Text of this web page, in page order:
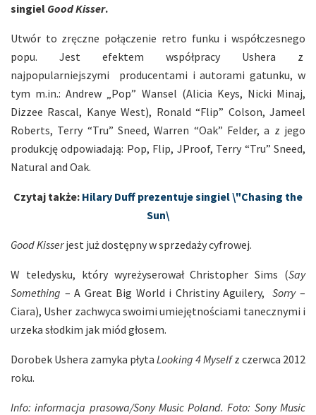
singiel Good Kisser.
Utwór to zręczne połączenie retro funku i współczesnego
popu. Jest efektem współpracy Ushera z
najpopularniejszymi producentami i autorami gatunku, w
tym m.in.: Andrew „Pop” Wansel (Alicia Keys, Nicki Minaj,
Dizzee Rascal, Kanye West), Ronald “Flip” Colson, Jameel
Roberts, Terry “Tru” Sneed, Warren “Oak” Felder, a z jego
produkcję odpowiadają: Pop, Flip, JProof, Terry “Tru” Sneed,
Natural and Oak.
Czytaj także: Hilary Duff prezentuje singiel \"Chasing the
Sun\
Good Kisserjest już dostępny w sprzedaży cyfrowej.
W teledysku, który wyreżyserował Christopher Sims (Say
Something – A Great Big World i Christiny Aguilery,Sorry–
Ciara), Usher zachwyca swoimi umiejętnościami tanecznymi i
urzeka słodkim jak miód głosem.
Dorobek Ushera zamyka płyta Looking 4 Myselfz czerwca 2012
roku.
Info: informacja prasowa/Sony Music Poland. Foto: Sony Music